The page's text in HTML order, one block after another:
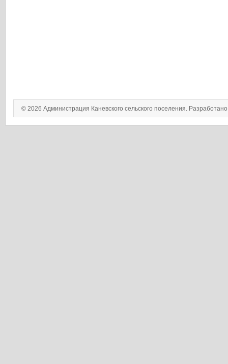
© 2026 Администрация Каневского сельского поселения.